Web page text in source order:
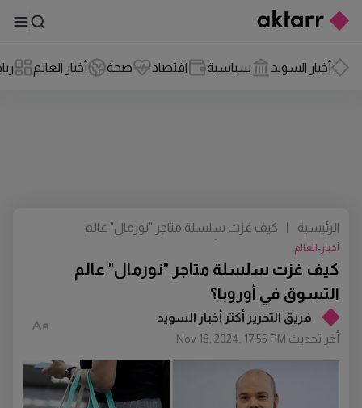
أخبار السويد سياسية اقتصاد صحة أخبار العالم
فريق التحرير أكتر أخبار السويد
أخر تحديث Nov 18, 2024, 17:55 PM
كيف غزت سلسلة متاجر "نورمال" عالم
التسوق في أوروبا؟
أخبار-العالم
الرئيسية
كيف غزت سلسلة متاجر "نورمال" عالم